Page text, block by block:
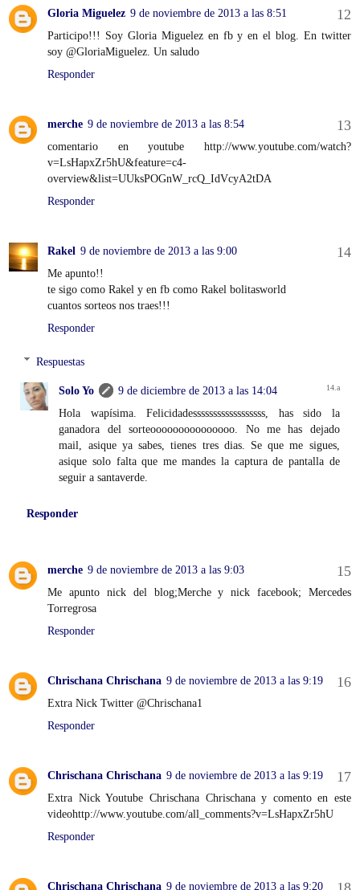
Gloria Miguelez 9 de noviembre de 2013 a las 8:51
Participo!!! Soy Gloria Miguelez en fb y en el blog. En twitter
soy @GloriaMiguelez. Un saludo
Responder
merche 9 de noviembre de 2013 a las 8:54
comentario en youtube http://www.youtube.com/watch?
v=LsHapxZr5hU&feature=c4-
overview&list=UUksPOGnW_rcQ_IdVcyA2tDA
Responder
Rakel 9 de noviembre de 2013 a las 9:00
Me apunto!!
te sigo como Rakel y en fb como Rakel bolitasworld
cuantos sorteos nos traes!!!
Responder
Respuestas
Solo Yo
9 de diciembre de 2013 a las 14:04
Hola wapísima. Felicidadessssssssssssssssss, has sido la
ganadora del sorteooooooooooooooo. No me has dejado
mail, asique ya sabes, tienes tres dias. Se que me sigues,
asique solo falta que me mandes la captura de pantalla de
seguir a santaverde.
Responder
merche 9 de noviembre de 2013 a las 9:03
Me apunto nick del blog;Merche y nick facebook; Mercedes
Torregrosa
Responder
Chrischana Chrischana 9 de noviembre de 2013 a las 9:19
Extra Nick Twitter @Chrischana1
Responder
Chrischana Chrischana 9 de noviembre de 2013 a las 9:19
Extra Nick Youtube Chrischana Chrischana y comento en este
videohttp://www.youtube.com/all_comments?v=LsHapxZr5hU
Responder
Chrischana Chrischana 9 de noviembre de 2013 a las 9:20